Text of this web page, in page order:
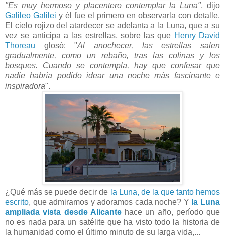
"Es muy hermoso y placentero contemplar la Luna", dijo
Galileo Galilei y él fue el primero en observarla con detalle.
El cielo rojizo del atardecer se adelanta a la Luna, que a su
vez se anticipa a las estrellas, sobre las que Henry David
Thoreau glosó: "Al anochecer, las estrellas salen
gradualmente, como un rebaño, tras las colinas y los
bosques. Cuando se contempla, hay que confesar que
nadie habría podido idear una noche más fascinante e
inspiradora".
¿Qué más se puede decir de la Luna, de la que tanto hemos
escrito, que admiramos y adoramos cada noche? Y la Luna
ampliada vista desde Alicantehace un año, período que
no es nada para un satélite que ha visto todo la historia de
la humanidad como el último minuto de su larga vida,...